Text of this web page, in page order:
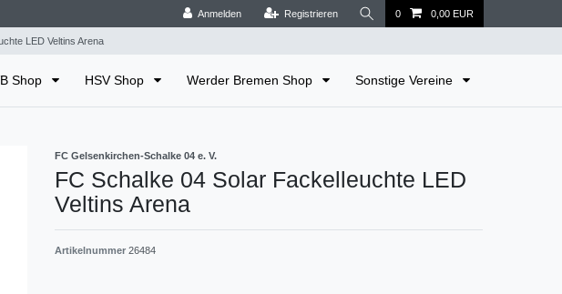
Anmelden Registrieren 0 0,00 EUR
LED Veltins Arena
Shop HSV Shop Werder Bremen Shop Sonstige Vereine
FC Gelsenkirchen-Schalke 04 e. V.
FC Schalke 04 Solar Fackelleuchte LED
Veltins Arena
Artikelnummer 26484